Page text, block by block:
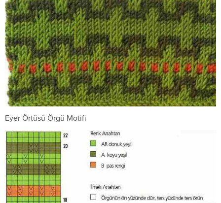
Eyer Örtüsü Örgü Motifi